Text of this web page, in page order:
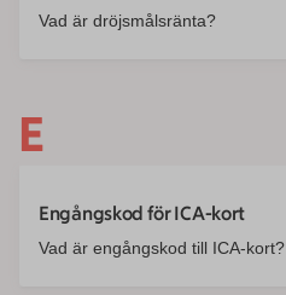
Vad är dröjsmålsränta?
E
Engångskod för ICA-kort
Vad är engångskod till ICA-kort?